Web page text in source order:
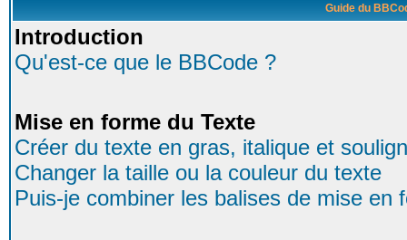
Guide du
Introduction
Qu'est-ce que le BBCode ?
Mise en forme du Texte
Créer du texte en gras, italique et
Changer la taille ou la couleur du texte
Puis-je combiner les balises de mise en